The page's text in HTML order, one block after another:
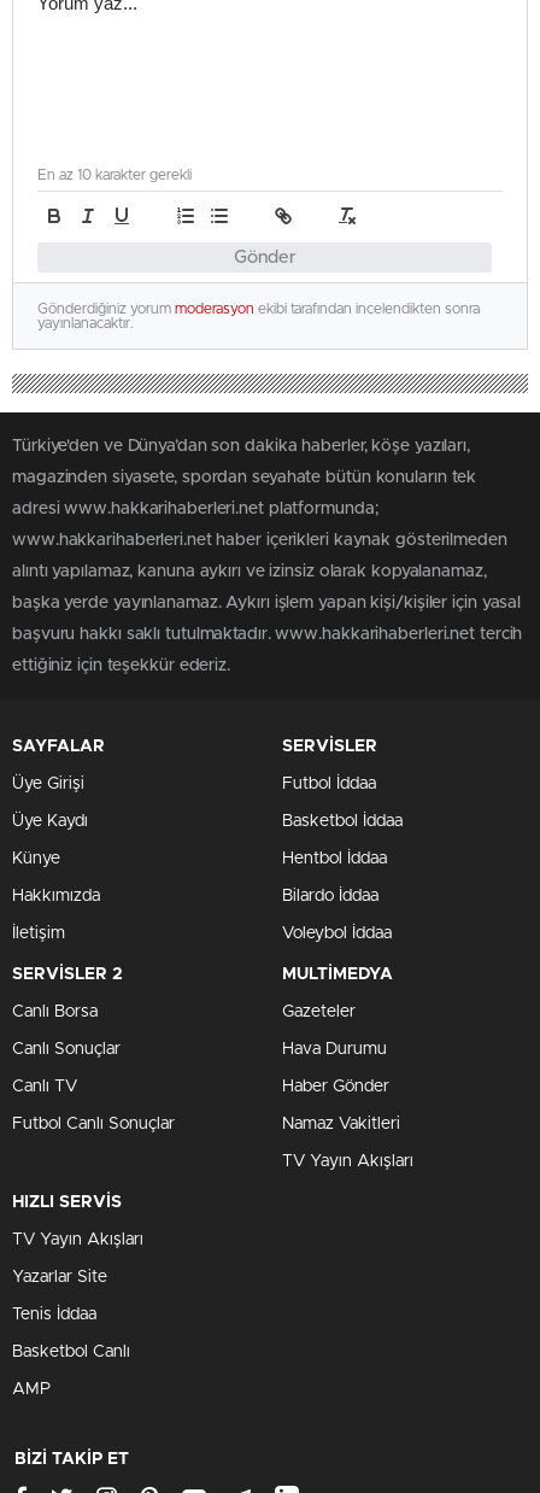
Gönder
En az 10 karakter gerekli
Gönderdiğiniz yorum moderasyon ekibi tarafından incelendikten sonra
yayınlanacaktır.
Türkiye'den ve Dünya’dan son dakika haberler, köşe yazıları,
magazinden siyasete, spordan seyahate bütün konuların tek
adresi www.hakkarihaberleri.net platformunda;
www.hakkarihaberleri.net haber içerikleri kaynak gösterilmeden
alıntı yapılamaz, kanuna aykırı ve izinsiz olarak kopyalanamaz,
başka yerde yayınlanamaz. Aykırı işlem yapan kişi/kişiler için yasal
başvuru hakkı saklı tutulmaktadır. www.hakkarihaberleri.net tercih
ettiğiniz için teşekkür ederiz.
SAYFALAR
Üye Girişi
Üye Kaydı
Künye
Hakkımızda
İletişim
SERVİSLER
Futbol İddaa
Basketbol İddaa
Hentbol İddaa
Bilardo İddaa
Voleybol İddaa
SERVİSLER 2
Canlı Borsa
Canlı Sonuçlar
Canlı TV
Futbol Canlı Sonuçlar
MULTİMEDYA
Gazeteler
Hava Durumu
Haber Gönder
Namaz Vakitleri
TV Yayın Akışları
HIZLI SERVİS
TV Yayın Akışları
Yazarlar Site
Tenis İddaa
Basketbol Canlı
AMP
BİZİ TAKİP ET